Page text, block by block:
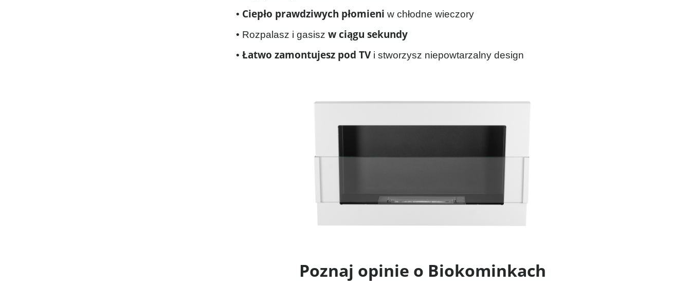
• Ciepło prawdziwych płomieni w chłodne wieczory
• Rozpalasz i gasisz w ciągu sekundy
• Łatwo zamontujesz pod TV i stworzysz niepowtarzalny design
Poznaj opinie o Biokominkach